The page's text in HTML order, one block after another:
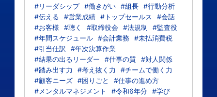
#リーダシップ #働きがい #組長 #行動分析
#伝える
#営業成績 #トップセールス
#会話
#お客様
#聴く #取締役会 #法規制
#監査役
#年間スケジュール #会計業務
#未払消費税
#引当仕訳
#年次決算作業
#結果の出るリーダー
#仕事の質 #対人関係
#踏み出す力
#考え抜く力
#チームで働く力
#顧客ニーズ #困りごと
#仕事の進め方
#メンタルマネジメント
#令和6年分 #学び